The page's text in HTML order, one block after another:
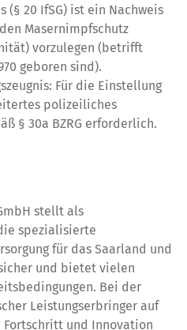
(§ 20 IfSG) ist ein Nachweis
Masernimpfschutz
vorzulegen (betrifft
geboren sind).
Für die Einstellung
polizeiliches
§ 30a BZRG erforderlich.
stellt als
spezialisierte
für das Saarland und
und bietet vielen
Bei der
Leistungserbringer auf
Fortschritt und Innovation